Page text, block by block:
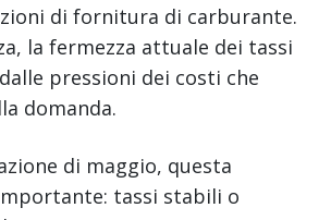
di fornitura di carburante.
la fermezza attuale dei tassi
pressioni dei costi che
domanda.
di maggio, questa
tassi stabili o